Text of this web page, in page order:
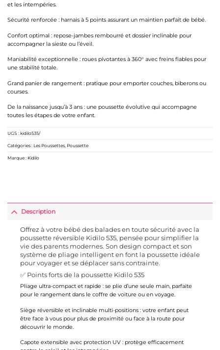
et les intempéries.
Sécurité renforcée : harnais à 5 points assurant un maintien parfait de bébé.
Confort optimal : repose-jambes rembourré et dossier inclinable pour
accompagner la sieste ou l’éveil.
Maniabilité exceptionnelle : roues pivotantes à 360° avec freins fiables pour
une stabilité totale.
Grand panier de rangement : pratique pour emporter couches, biberons ou
courses.
De la naissance jusqu’à 3 ans : une poussette évolutive qui accompagne
toutes les étapes de votre enfant.
UGS :kidilo535/
Catégories : Les Poussettes Poussette
Marque : Kidilo
Description
Offrez à votre bébé des balades en toute sécurité avec la
poussette réversible Kidilo 535, pensée pour simplifier la
vie des parents modernes. Son design compact et son
système de pliage intelligent en font la poussette idéale
pour voyager et se déplacer sans contrainte.
✅ Points forts de la poussette Kidilo 535
Pliage ultra-compact et rapide : se plie d’une seule main, parfaite
pour le rangement dans le coffre de voiture ou en voyage.
Siège réversible et inclinable multi-positions : votre enfant peut
être face à vous pour plus de proximité ou face à la route pour
découvrir le monde.
Capote extensible avec protection UV : protège efficacement